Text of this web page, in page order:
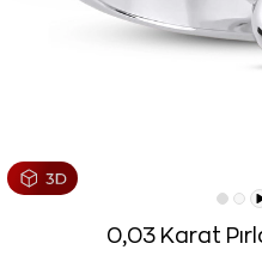
0,03 Karat